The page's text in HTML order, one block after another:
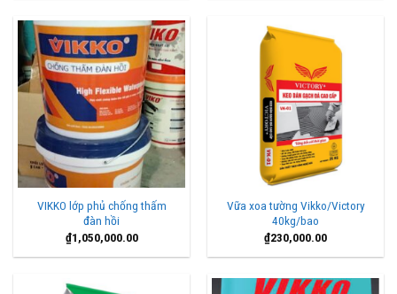
VIKKO lớp phủ chống thấm
đàn hồi
₫1,050,000.00
Vữa xoa tường Vikko/Victory
40kg/bao
₫230,000.00